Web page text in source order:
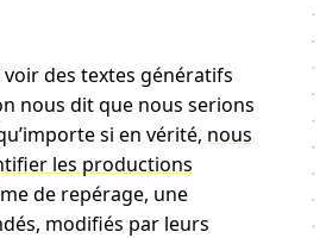
voir des textes génératifs
nous dit que nous serions
si en vérité, nous
les productions
de repérage, une
modifiés par leurs